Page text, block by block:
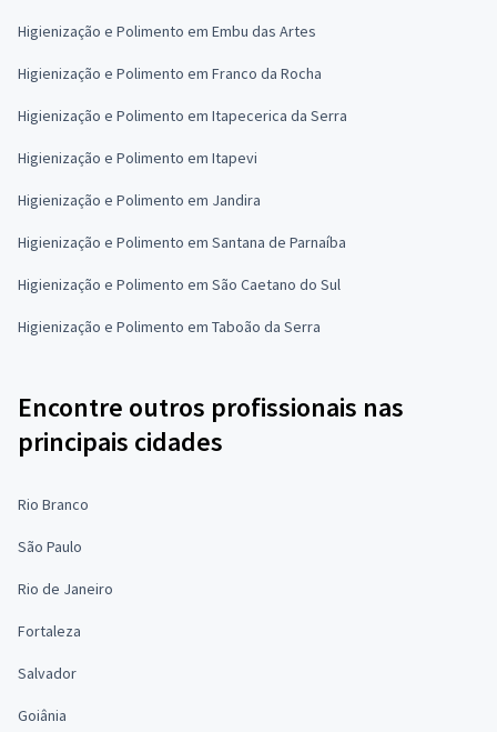
Higienização e Polimento em Embu das Artes
Higienização e Polimento em Franco da Rocha
Higienização e Polimento em Itapecerica da Serra
Higienização e Polimento em Itapevi
Higienização e Polimento em Jandira
Higienização e Polimento em Santana de Parnaíba
Higienização e Polimento em São Caetano do Sul
Higienização e Polimento em Taboão da Serra
Encontre outros profissionais nas
principais cidades
Rio Branco
São Paulo
Rio de Janeiro
Fortaleza
Salvador
Goiânia